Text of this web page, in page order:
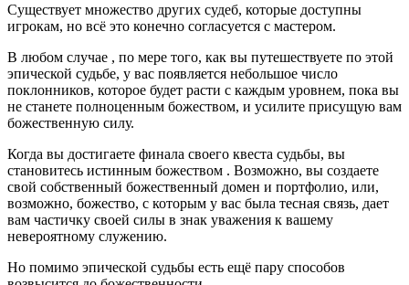
Существует множество других судеб, которые доступны
игрокам, но всё это конечно согласуется с мастером.
В любом случае , по мере того, как вы путешествуете по этой
эпической судьбе, у вас появляется небольшое число
поклонников, которое будет расти с каждым уровнем, пока вы
не станете полноценным божеством, и усилите присущую вам
божественную силу.
Когда вы достигаете финала своего квеста судьбы, вы
становитесь истинным божеством . Возможно, вы создаете
свой собственный божественный домен и портфолио, или,
возможно, божество, с которым у вас была тесная связь, дает
вам частичку своей силы в знак уважения к вашему
невероятному служению.
Но помимо эпической судьбы есть ещё пару способов